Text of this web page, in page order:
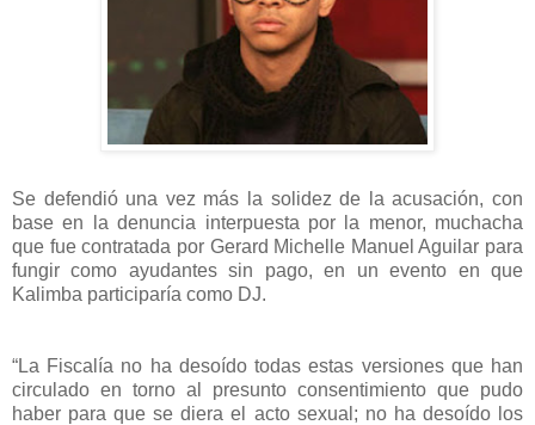
Se defendió una vez más la solidez de la acusación, con
base en la denuncia interpuesta por la menor, muchacha
que fue contratada por Gerard Michelle Manuel Aguilar para
fungir como ayudantes sin pago, en un evento en que
Kalimba participaría como DJ.
“La Fiscalía no ha desoído todas estas versiones que han
circulado en torno al presunto consentimiento que pudo
haber para que se diera el acto sexual; no ha desoído los